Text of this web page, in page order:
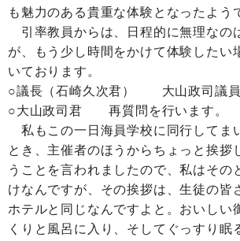
も魅力のある貴重な体験となったよう
引率教員からは、日程的に無理なの
が、もう少し時間をかけて体験したい
いております。
○議長（石崎久次君） 大山政司議員
○大山政司君 再質問を行います。
私もこの一日海員学校に同行してま
とき、主催者のほうからちょっと挨拶
うことを言われましたので、私はその
けなんですが、その挨拶は、生徒の皆
ホテルと同じなんですよと。おいしい
くりと風呂に入り、そしてぐっすり眠